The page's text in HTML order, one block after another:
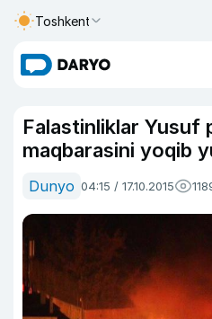
Toshkent
Falastinliklar Yusuf
maqbarasini yoqib
Dunyo 04:15 / 17.10.2015